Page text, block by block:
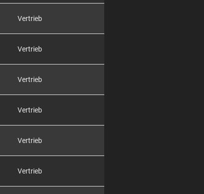
Vertrieb
Vertrieb
Vertrieb
Vertrieb
Vertrieb
Vertrieb